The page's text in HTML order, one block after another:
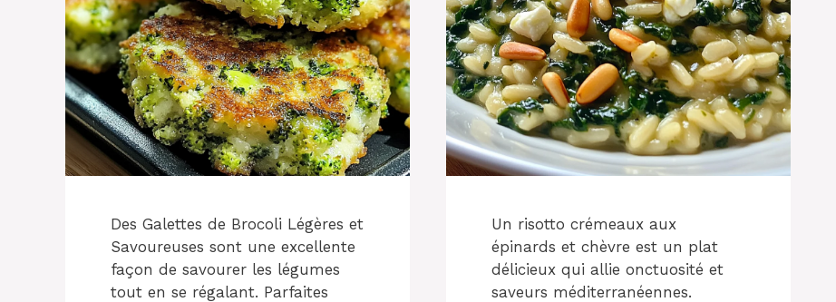
Des Galettes de Brocoli Légères et
Savoureuses sont une excellente
façon de savourer les légumes
tout en se régalant. Parfaites
Un risotto crémeaux aux
épinards et chèvre est un plat
délicieux qui allie onctuosité et
saveurs méditerranéennes.